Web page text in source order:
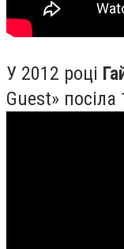
У 2012 році
Guest» посіла